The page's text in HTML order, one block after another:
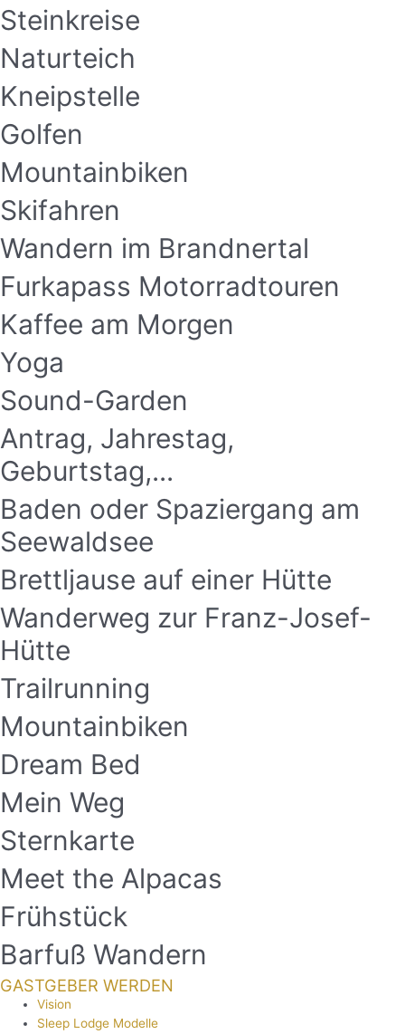
Steinkreise
Naturteich
Kneipstelle
Golfen
Mountainbiken
Skifahren
Wandern im Brandnertal
Furkapass Motorradtouren
Kaffee am Morgen
Yoga
Sound-Garden
Antrag, Jahrestag,
Geburtstag,...
Baden oder Spaziergang am
Seewaldsee
Brettljause auf einer Hütte
Wanderweg zur Franz-Josef-
Hütte
Trailrunning
Mountainbiken
Dream Bed
Mein Weg
Sternkarte
Meet the Alpacas
Frühstück
Barfuß Wandern
GASTGEBER WERDEN
Vision
Sleep Lodge Modelle